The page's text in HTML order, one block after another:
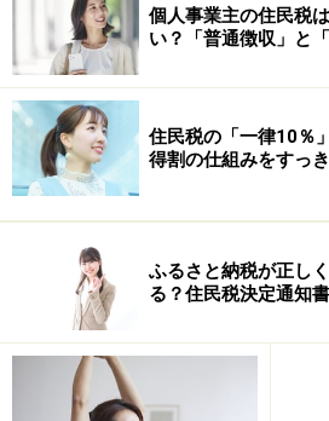
Ｋ子さんの場合は年収400万円な
『400万円×20％＋54万円＝134万
この134万円が必要経費になるの
個人事業主の住民税
い？「普通徴収」と
住民税の「一律10％
得割の仕組みをすっ
ふるさと納税が正し
る？住民税決定通知